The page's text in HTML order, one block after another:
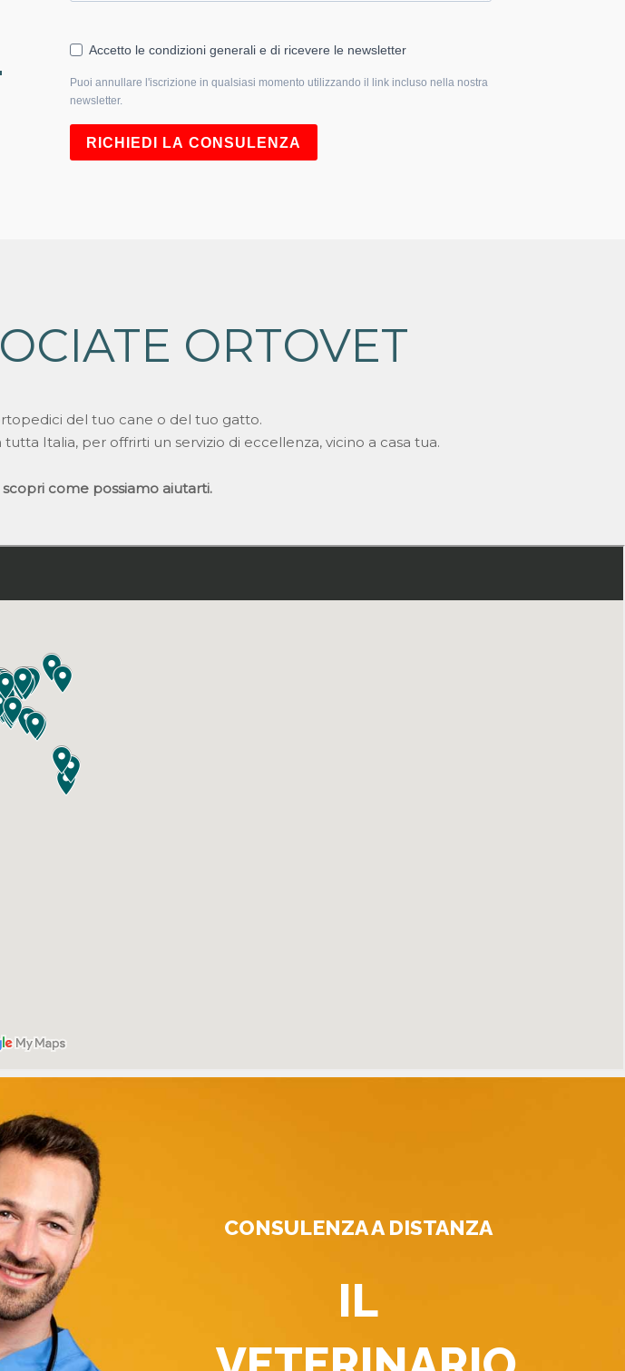
Accetto le condizioni generali e di ricevere le newsletter
Puoi annullare l'iscrizione in qualsiasi momento utilizzando il link incluso nella nostra
newsletter.
RICHIEDI LA CONSULENZA
ORTOVET
del tuo cane o del tuo gatto.
Italia, per offrirti un servizio di eccellenza, vicino a casa tua.
come possiamo aiutarti.
CONSULENZA A DISTANZA
IL